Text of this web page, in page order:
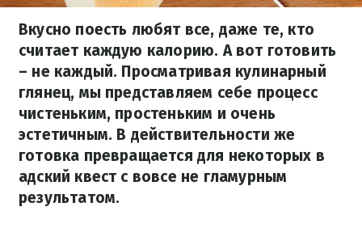
Вкусно поесть любят все, даже те, кто
считает каждую калорию. А вот готовить
– не каждый. Просматривая кулинарный
глянец, мы представляем себе процесс
чистеньким, простеньким и очень
эстетичным. В действительности же
готовка превращается для некоторых в
адский квест с вовсе не гламурным
результатом.